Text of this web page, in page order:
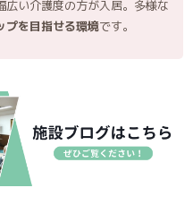
広い介護度の方が入居。多様な
プを目指せる環境です。